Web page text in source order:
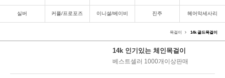
실버 커플/프로포즈 이니셜/베이비 진주 헤어악세사리
목걸이 14k 골드목걸이
14k 인기있는 체인목걸이
베스트셀러 1000개이상판매